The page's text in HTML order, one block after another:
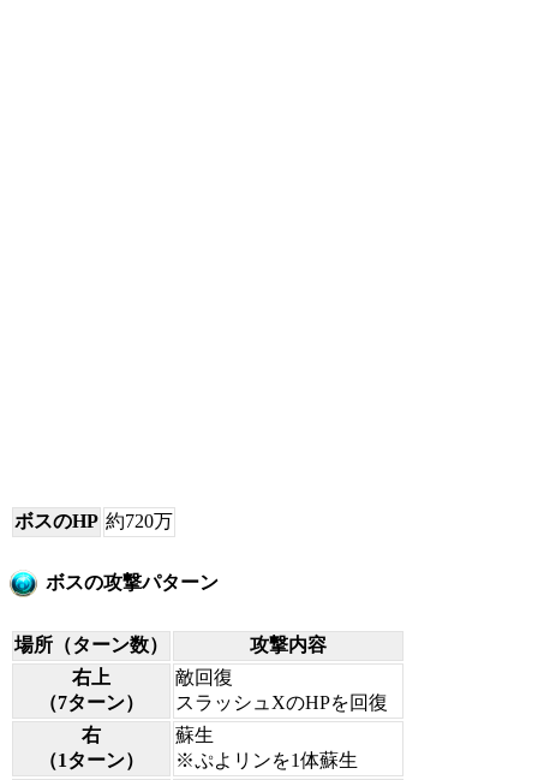
ボスのHP 約720万
ボスの攻撃パターン
場所（ターン数）
攻撃内容
右上
（7ターン）
敵回復
スラッシュXのHPを回復
右
（1ターン）
蘇生
※ぷよリンを1体蘇生